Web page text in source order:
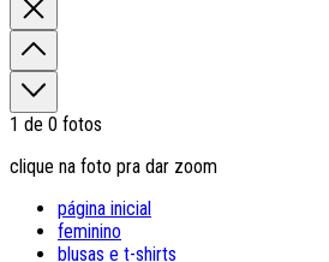
1 de 0 fotos
clique na foto pra dar zoom
página inicial
feminino
blusas e t-shirts